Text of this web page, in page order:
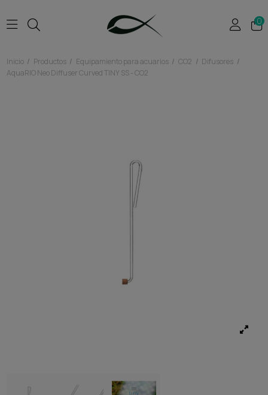
0
Inicio Productos Equipamiento para acuarios CO2
Difusores
AquaRIO Neo Diffuser Curved TINY SS - CO2